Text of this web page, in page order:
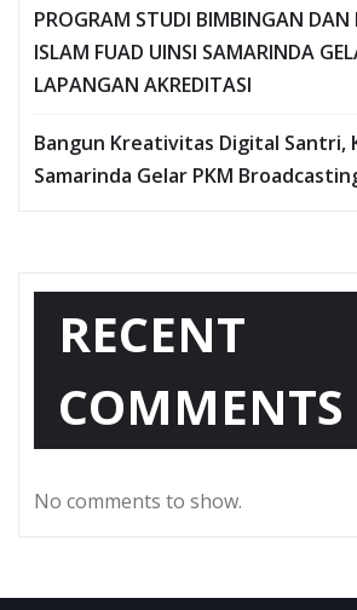
PROGRAM STUDI BIMBINGAN DAN
ISLAM FUAD UINSI SAMARINDA
LAPANGAN AKREDITASI
Bangun Kreativitas Digital Santri,
Samarinda Gelar PKM
RECENT
COMMENTS
No comments to show.